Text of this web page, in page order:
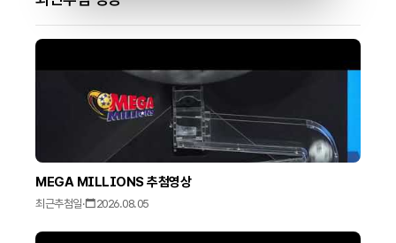
MEGA MILLIONS 추첨영상
최근추첨일· 2026.08.05